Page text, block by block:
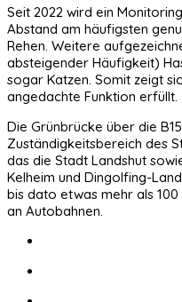
Seit 2022 wird ein
Abstand am häufigsten
Rehen. Weitere
absteigender Häufigkeit)
sogar Katzen. Somit zeigt
angedachte Funktion erfüllt.
Die Grünbrücke über die
Zuständigkeitsbereich des
das die Stadt Landshut
Kelheim und Dingolfing-
bis dato etwas mehr als
an Autobahnen.